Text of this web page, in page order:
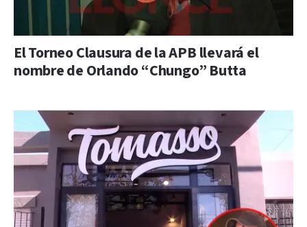
El Torneo Clausura de la APB llevará el
nombre de Orlando “Chungo” Butta